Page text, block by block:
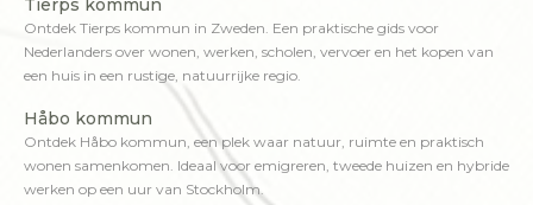
Tierps kommun
Ontdek Tierps kommun in Zweden. Een praktische gids voor
Nederlanders over wonen, werken, scholen, vervoer en het kopen van
een huis in een rustige, natuurrijke regio.
Håbo kommun
Ontdek Håbo kommun, een plek waar natuur, ruimte en praktisch
wonen samenkomen. Ideaal voor emigreren, tweede huizen en hybride
werken op een uur van Stockholm.